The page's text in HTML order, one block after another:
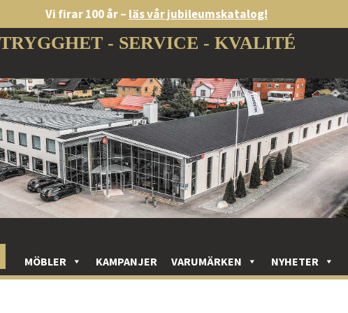
Vi firar 100 år – läs vår jubileumskatalog!
TRYGGHET - SERVICE - KVALITÉ
MÖBLER KAMPANJER VARUMÄRKEN NYHETER